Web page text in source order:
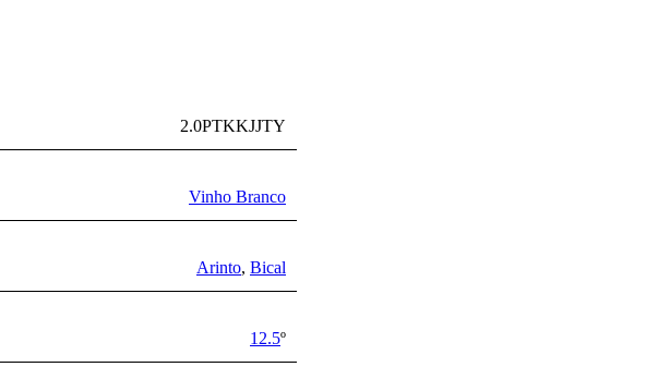
2.0PTKKJJTY
Vinho Branco
Arinto, Bical
12.5º